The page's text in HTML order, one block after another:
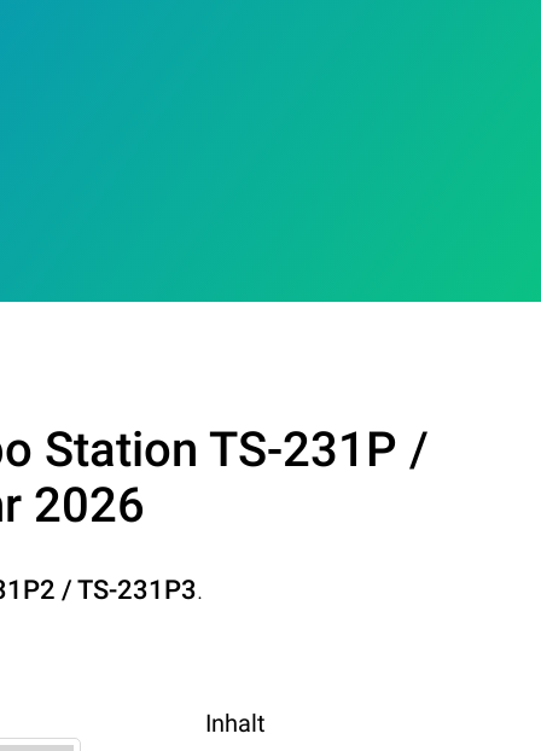
Station TS-231P /
2026
/ TS-231P3.
Inhalt